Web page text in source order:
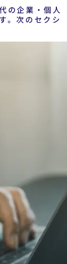
の企業・個人
。次のセクシ